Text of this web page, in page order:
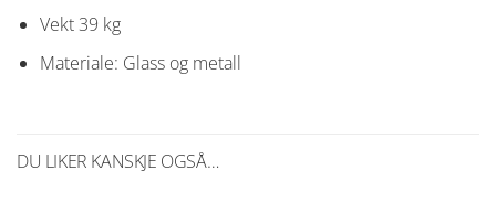
Vekt 39 kg
Materiale: Glass og metall
DU LIKER KANSKJE OGSÅ…